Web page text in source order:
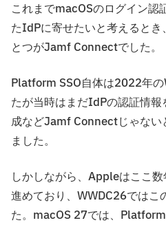
これまでmacOSのログイン
たIdPに寄せたいと考えると
とつがJamf Connectでした。
Platform SSO自体は2022年
たが当時はまだIdPの認証情
成などJamf Connectじゃない
ました。
しかしながら、Appleはここ
進めており、WWDC26ではこ
た。macOS 27では、